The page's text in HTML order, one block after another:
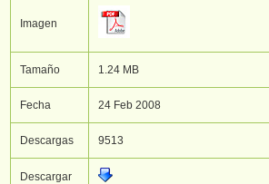
Imagen
Tamaño 1.24 MB
Fecha 24 Feb 2008
Descargas 9513
Descargar